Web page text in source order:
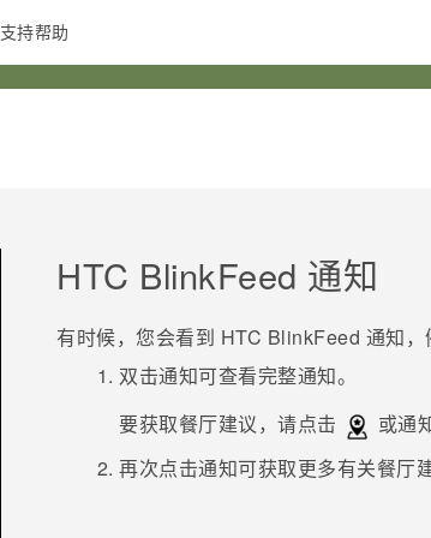
支持帮助
在线客服
HTC BlinkFeed 通知
有时候，您会看到 HTC BlinkFeed 通知，
双击通知可查看完整通知。
要获取餐厅建议，请点击
或通
再次点击通知可获取更多有关餐厅